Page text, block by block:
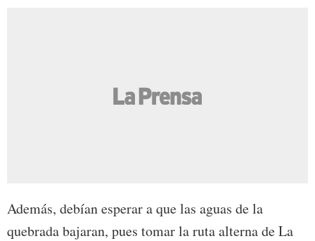
Además, debían esperar a que las aguas de la
quebrada bajaran, pues tomar la ruta alterna de La